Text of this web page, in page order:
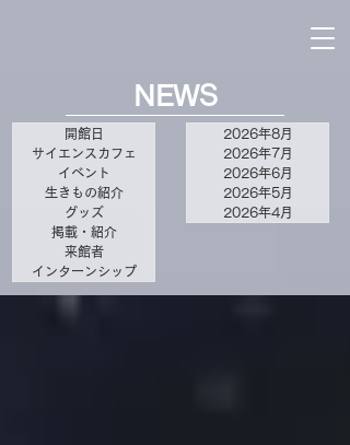
NEWS
開館日
サイエンスカフェ
イベント
生きもの紹介
グッズ
掲載・紹介
来館者
インターンシップ
2026年8月
2026年7月
2026年6月
2026年5月
2026年4月